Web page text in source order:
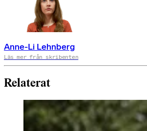
Anne-Li Lehnberg
Läs mer från skribenten
Relaterat